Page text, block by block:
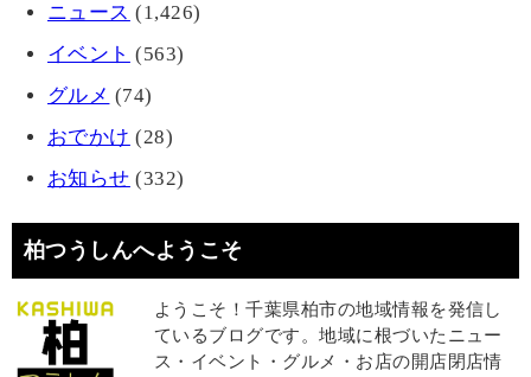
ニュース (1,426)
イベント (563)
グルメ (74)
おでかけ (28)
お知らせ (332)
柏つうしんへようこそ
ようこそ！千葉県柏市の地域情報を発信し
ているブログです。地域に根づいたニュー
ス・イベント・グルメ・お店の開店閉店情